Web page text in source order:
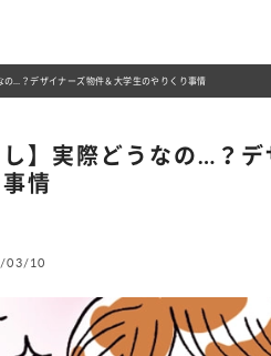
の…？デザイナーズ物件＆大学生のやりくり事情
し】実際どうなの…？
情
03/10